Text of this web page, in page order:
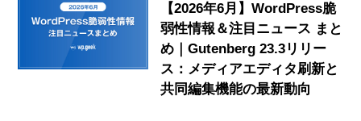
【2026年6月】WordPress脆
弱性情報＆注目ニュース まと
め｜Gutenberg 23.3リリー
ス：メディアエディタ刷新と
共同編集機能の最新動向